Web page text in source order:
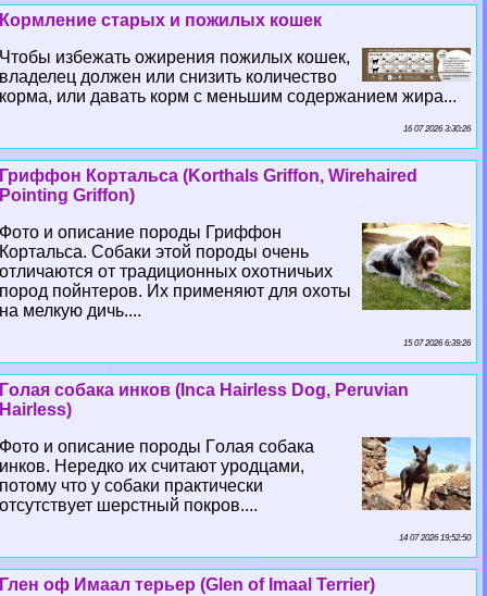
Кормление старых и пожилых кошек
Чтобы избежать ожирения пожилых кошек,
владелец должен или снизить количество
корма, или давать корм с меньшим содержанием жира...
16 07 2026 3:30:26
Гриффон Кортальса (Korthals Griffon, Wirehaired
Pointing Griffon)
Фото и описание породы Гриффон
Кортальса. Собаки этой породы очень
отличаются от традиционных охотничьих
пород пойнтеров. Их применяют для охоты
на мелкую дичь....
15 07 2026 6:39:26
Гoлая собака инков (Inca Hairless Dog, Peruvian
Hairless)
Фото и описание породы Гoлая собака
инков. Нередко их считают уpoдцами,
потому что у собаки пpaктически
отсутствует шерстный покров....
14 07 2026 19:52:50
Глен оф Имаал терьер (Glen of Imaal Terrier)